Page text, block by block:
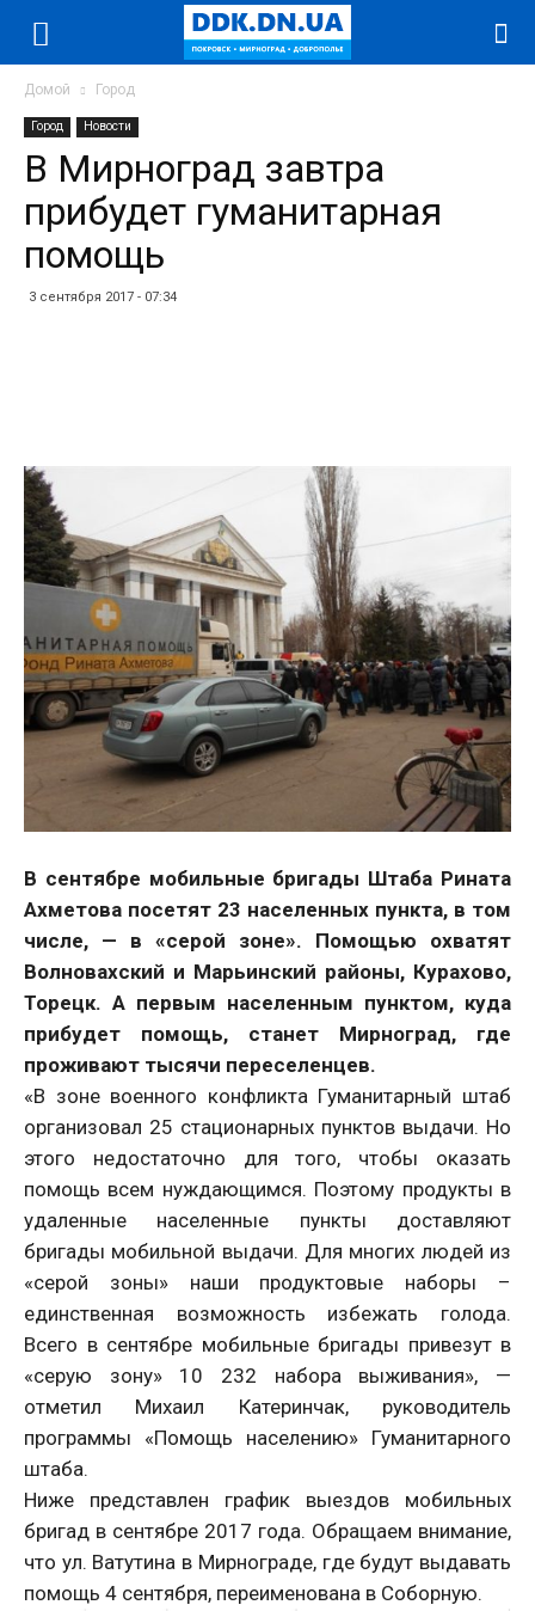
Домой Город
Город Новости
В Мирноград завтра
прибудет гуманитарная
помощь
3 сентября 2017 - 07:34
В сентябре мобильные бригады Штаба Рината
Ахметова посетят 23 населенных пункта, в том
числе, — в «серой зоне». Помощью охватят
Волновахский и Марьинский районы, Курахово,
Торецк. А первым населенным пунктом, куда
прибудет помощь, станет Мирноград, где
проживают тысячи переселенцев.
«В зоне военного конфликта Гуманитарный штаб
организовал 25 стационарных пунктов выдачи. Но
этого недостаточно для того, чтобы оказать
помощь всем нуждающимся. Поэтому продукты в
удаленные населенные пункты доставляют
бригады мобильной выдачи. Для многих людей из
«серой зоны» наши продуктовые наборы –
единственная возможность избежать голода.
Всего в сентябре мобильные бригады привезут в
«серую зону» 10 232 набора выживания», —
отметил Михаил Катеринчак, руководитель
программы «Помощь населению» Гуманитарного
штаба.
Ниже представлен график выездов мобильных
бригад в сентябре 2017 года. Обращаем внимание,
что ул. Ватутина в Мирнограде, где будут выдавать
помощь 4 сентября, переименована в Соборную.